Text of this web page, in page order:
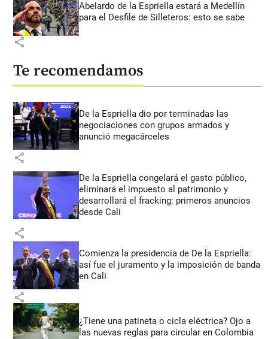
Abelardo de la Espriella estará a Medellín
para el Desfile de Silleteros: esto se sabe
share
Te recomendamos
De la Espriella dio por terminadas las
negociaciones con grupos armados y
anunció megacárceles
share
De la Espriella congelará el gasto público,
eliminará el impuesto al patrimonio y
desarrollará el fracking: primeros anuncios
desde Cali
share
Comienza la presidencia de De la Espriella:
así fue el juramento y la imposición de banda
en Cali
share
¿Tiene una patineta o cicla eléctrica? Ojo a
las nuevas reglas para circular en Colombia